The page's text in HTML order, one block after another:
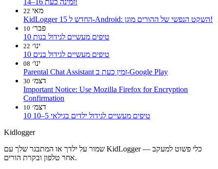
22 מאי
KidLogger 15 החדש ל-Android: השקט הנפשי של ההורים מוגן!
10 פבר׳
10 טיפים מעשיים לגידול בנות
22 ינו׳
10 טיפים מעשיים לגידול בנים
08 ינו׳
Parental Chat Assistant זמין כעת ב-Google Play
30 דצמ׳
Important Notice: Use Mozilla Firefox for Encryption
Confirmation
10 דצמ׳
10 טיפים מעשיים לגידול ילדים בגילאי 5–10
Kidlogger
שמור על ילדך או המתבגר שלך עם KidLogger — כלי פשוט למעקב
אחר טלפון ובקרת הורים.